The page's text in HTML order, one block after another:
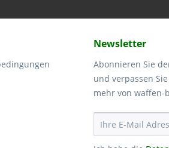
Newsletter
Abonnieren Sie
und verpassen
mehr von waffen-